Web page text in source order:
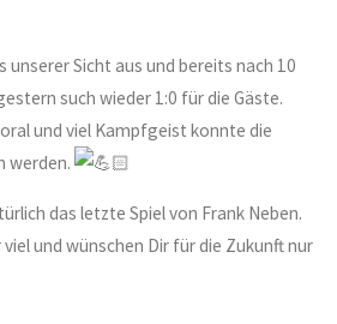
unserer Sicht aus und bereits nach 10
such wieder 1:0 für die Gäste.
und viel Kampfgeist konnte die
werden.
das letzte Spiel von Frank Neben.
und wünschen Dir für die Zukunft nur